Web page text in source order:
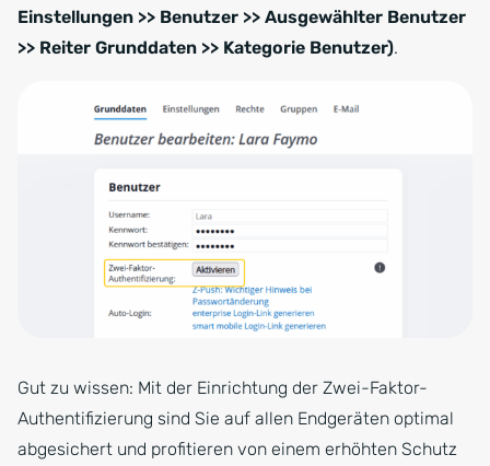
Einstellungen >> Benutzer >> Ausgewählter Benutzer
>> Reiter Grunddaten >> Kategorie Benutzer).
Gut zu wissen: Mit der Einrichtung der Zwei-Faktor-
Authentifizierung sind Sie auf allen Endgeräten optimal
abgesichert und profitieren von einem erhöhten Schutz